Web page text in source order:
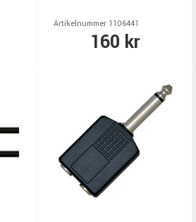
Artikelnummer 1106441
160 kr